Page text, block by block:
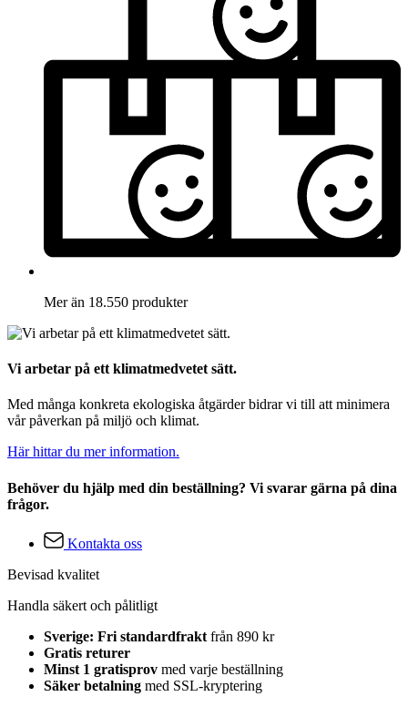
Mer än 18.550 produkter
Vi arbetar på ett klimatmedvetet sätt.
Med många konkreta ekologiska åtgärder bidrar vi till att minimera
vår påverkan på miljö och klimat.
Här hittar du mer information.
Behöver du hjälp med din beställning? Vi svarar gärna på dina
frågor.
Kontakta oss
Bevisad kvalitet
Handla säkert och pålitligt
Sverige: Fri standardfrakt från 890 kr
Gratis returer
Minst 1 gratisprov med varje beställning
Säker betalning med SSL-kryptering